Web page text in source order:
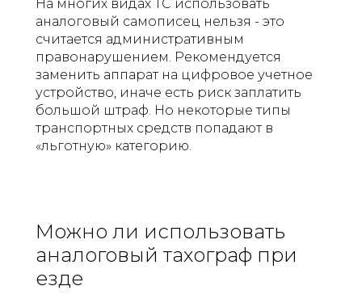
На многих видах ТС использовать
аналоговый самописец нельзя - это
считается административным
правонарушением. Рекомендуется
заменить аппарат на цифровое учетное
устройство, иначе есть риск заплатить
большой штраф. Но некоторые типы
транспортных средств попадают в
«льготную» категорию.
Можно ли использовать
аналоговый тахограф при
езде